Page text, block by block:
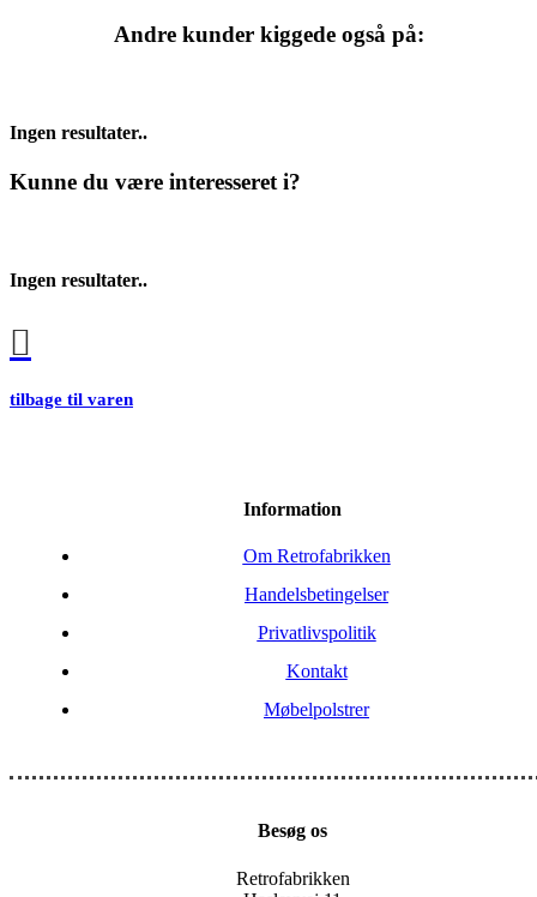
Andre kunder kiggede også på:
Ingen resultater..
Kunne du være interesseret i?
Ingen resultater..
tilbage til varen
Information
Om Retrofabrikken
Handelsbetingelser
Privatlivspolitik
Kontakt
Møbelpolstrer
Besøg os
Retrofabrikken